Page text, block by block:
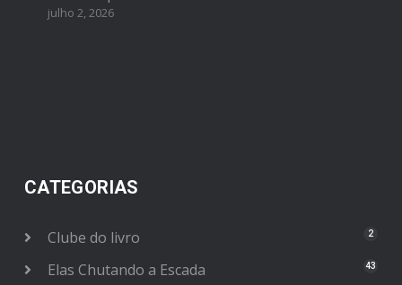
julho 2, 2026
CATEGORIAS
Clube do livro 2
Elas Chutando a Escada 43